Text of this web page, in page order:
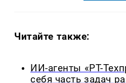
Читайте также:
ИИ-агенты «РТ-
себя часть задач